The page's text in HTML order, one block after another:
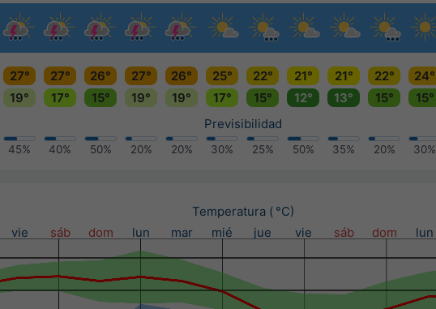
27° 27° 26° 27° 26° 25° 22° 21° 21° 22° 24°
19° 17° 15° 19° 19° 17° 15° 12° 13° 15° 15°
Previsibilidad
45% 40% 50% 20% 20% 30% 25% 50% 35% 20% 30%
Temperatura ( °C)
vie sáb dom lun mar mié jue vie sáb dom lun